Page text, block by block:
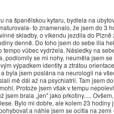
na španělskou kytaru, bydlela na
to znamenalo, že jsem do 3
skladby, o víkendu jezdila do Plzně
denně. Do toho jsem do sebe lila
vůbec vydržela. Následky na
podlomily se mi nohy, neuměla jsem
výpadkem identity a ztrátou
byla jsem poslána na neurologii na
mě dál až na psychiatrii. Tam jsem
Protože jsem však v tempu
brala „jen" jako prkotiny.....
Bylo mi dobře, ale kolem 23 hodiny
a náhle jsem se ocitla na zemi